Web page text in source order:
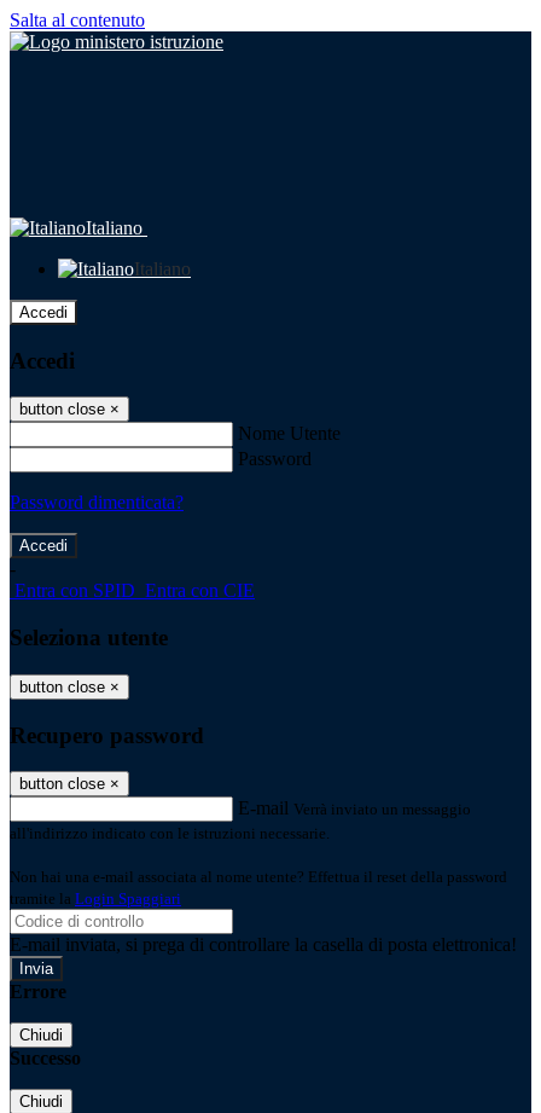
Salta al contenuto
Italiano
Italiano
Accedi
Accedi
button close ×
Nome Utente
Password
Password dimenticata?
-
Entra con SPID Entra con CIE
Seleziona utente
button close ×
Recupero password
button close ×
E-mail Verrà inviato un messaggio
all'indirizzo indicato con le istruzioni necessarie.
Non hai una e-mail associata al nome utente? Effettua il reset della password
tramite la Login Spaggiari
E-mail inviata, si prega di controllare la casella di posta elettronica!
Errore
Chiudi
Successo
Chiudi